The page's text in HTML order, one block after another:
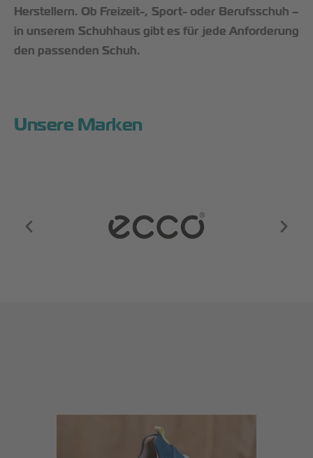
Herstellern. Ob Freizeit-, Sport- oder Berufsschuh –
in unserem Schuhhaus gibt es für jede Anforderung
den passenden Schuh.
Unsere Marken